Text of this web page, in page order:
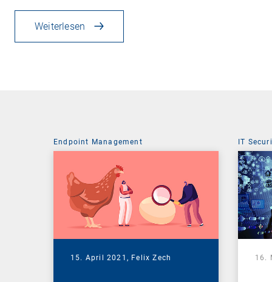
Weiterlesen
Endpoint Management
15. April 2021, Felix Zech
IT
16.